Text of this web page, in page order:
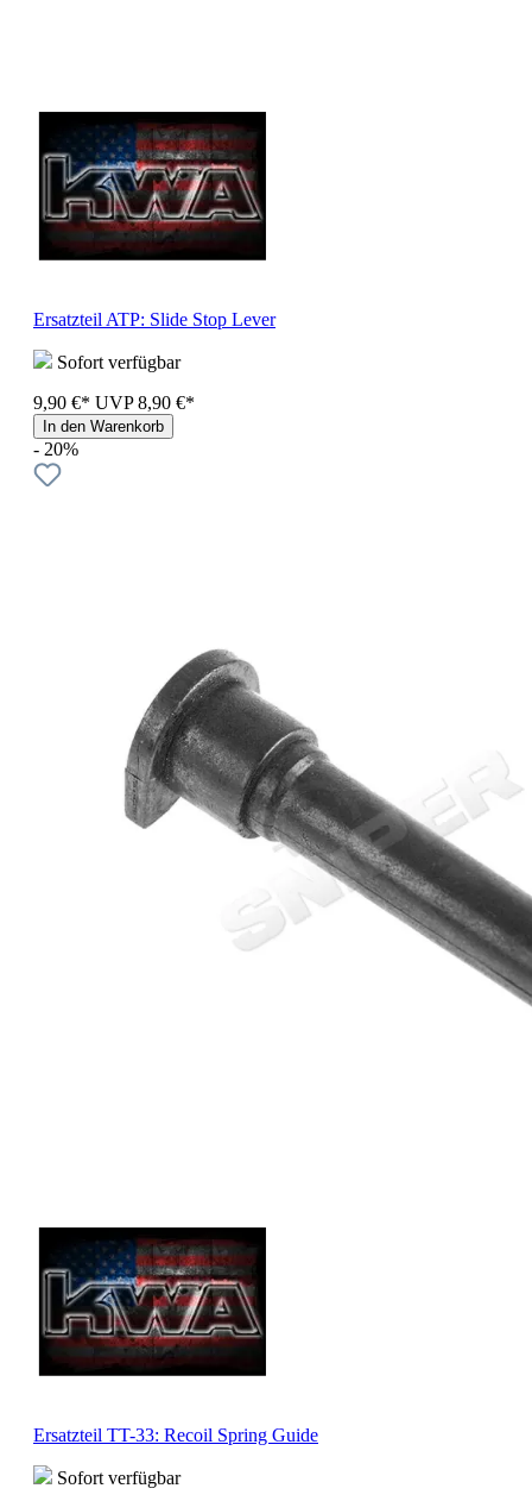
Ersatzteil ATP: Slide Stop Lever
Sofort verfügbar
9,90 €* UVP 8,90 €*
In den Warenkorb
- 20%
Ersatzteil TT-33: Recoil Spring Guide
Sofort verfügbar